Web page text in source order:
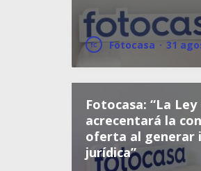
Fotocasa · 31
Fotocasa: “La
acrecentará la
oferta al generar
jurídica”